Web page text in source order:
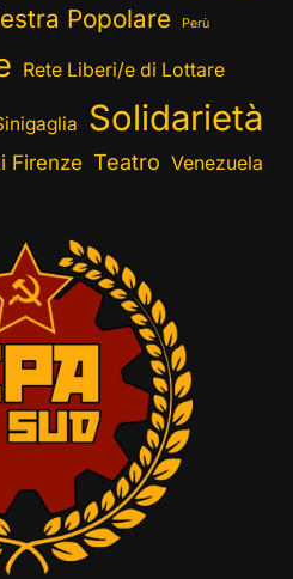
Popolare Perù
Rete Liberi/e di Lottare
Solidarietà
Firenze Teatro Venezuela